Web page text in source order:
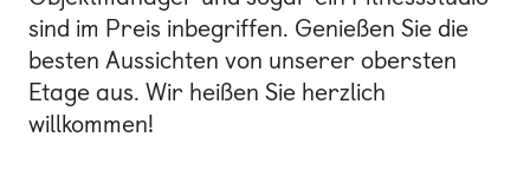
sind im Preis inbegriffen. Genießen Sie die
besten Aussichten von unserer obersten
Etage aus. Wir heißen Sie herzlich
willkommen!